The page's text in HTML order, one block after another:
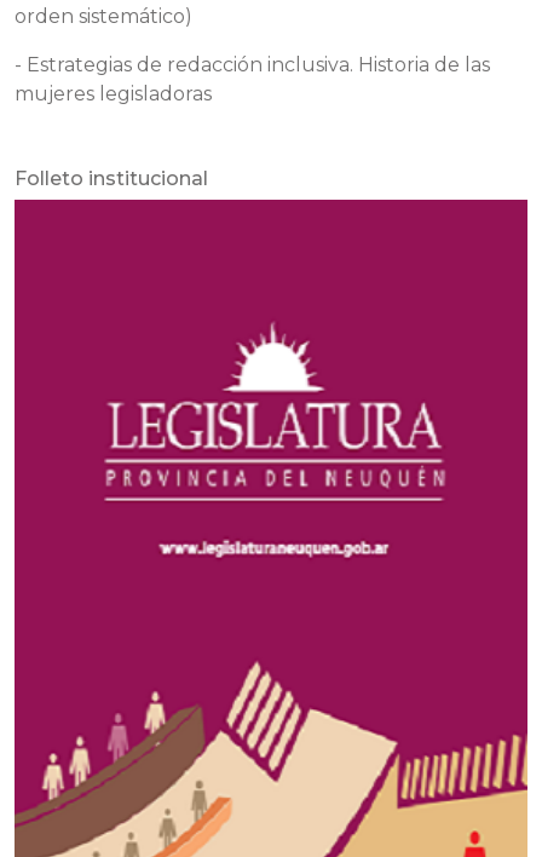
orden sistemático)
- Estrategias de redacción inclusiva. Historia de las
mujeres legisladoras
Folleto institucional